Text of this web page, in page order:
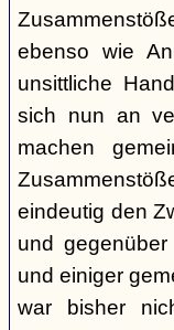
ebenso wie
unsittliche
sich nun an
machen
eindeutig den
und
und einiger
war bisher